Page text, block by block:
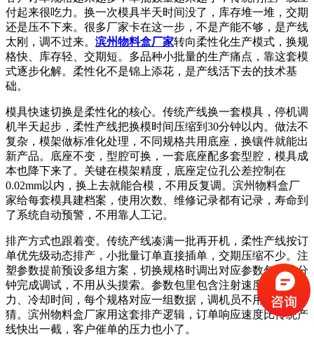
付起来很吃力。换一次模具半天时间没了，库存堆一堆，交期
还是压不下来。很多厂家卡在这一步，不是产能不够，是产线
太刚，调不过来。 滨州物料盒厂家转向柔性化生产模式，换规
格快、库存轻、交期短。多品种小批量的生产痛点，靠这套模
式逐步化解。柔性化不是锦上添花，是产线活下去的技术基
础。
模具快速切换是柔性化的核心。传统产线换一套模具，停机调
机半天起步，柔性产线把换模时间压缩到30分钟以内。做法不
复杂，模架做标准化处理，不同规格共用底座，换镶件就能出
新产品。底座不变，型腔可换，一套底座配多套型腔，模具成
本也降下来了。关键在模架精度，底座定位孔公差控制在
0.02mm以内，换上去就能合模，不用反复调。滨州物料盒厂
家给每套模具建档案，使用次数、维修记录都有记录，寿命到
了系统自动预警，不用靠人工记。
排产方式也跟着变。传统产线凑满一批再开机，柔性产线按订
单优先级动态排产，小批量订单直接插单，交期压缩不少。注
塑参数提前预设多组方案，切换规格时调出对应参数包，几分
钟完成调试，不用从头摸索。参数包里包含注射速度、保压压
力、冷却时间，每个规格对应一组数据，调机员不用凭经验
猜。滨州物料盒厂家用这套排产逻辑，订单响应速度比传统产
线快出一截，客户催单的压力也小了。